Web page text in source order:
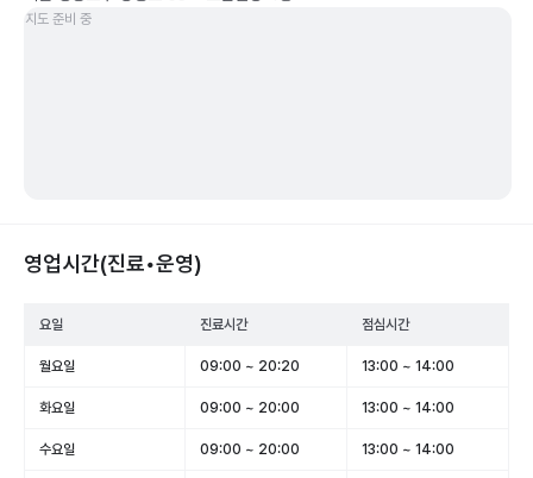
지도 준비 중
영업시간(진료•운영)
요일 진료시간 점심시간
월요일 09:00 ~ 20:20 13:00 ~ 14:00
화요일 09:00 ~ 20:00 13:00 ~ 14:00
수요일 09:00 ~ 20:00 13:00 ~ 14:00